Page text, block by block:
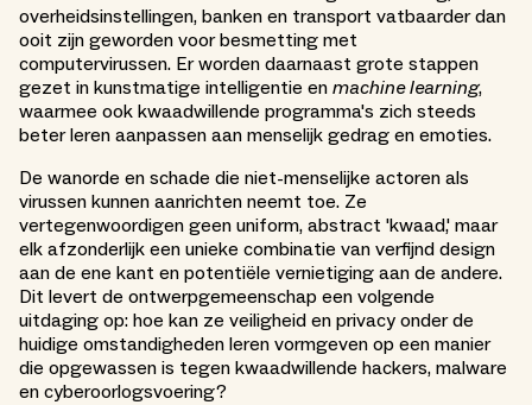
overheidsinstellingen, banken en transport vatbaarder dan
ooit zijn geworden voor besmetting met
computervirussen. Er worden daarnaast grote stappen
gezet in kunstmatige intelligentie en machine learning,
waarmee ook kwaadwillende programma's zich steeds
beter leren aanpassen aan menselijk gedrag en emoties.
De wanorde en schade die niet-menselijke actoren als
virussen kunnen aanrichten neemt toe. Ze
vertegenwoordigen geen uniform, abstract 'kwaad,' maar
elk afzonderlijk een unieke combinatie van verfijnd design
aan de ene kant en potentiële vernietiging aan de andere.
Dit levert de ontwerpgemeenschap een volgende
uitdaging op: hoe kan ze veiligheid en privacy onder de
huidige omstandigheden leren vormgeven op een manier
die opgewassen is tegen kwaadwillende hackers, malware
en cyberoorlogsvoering?